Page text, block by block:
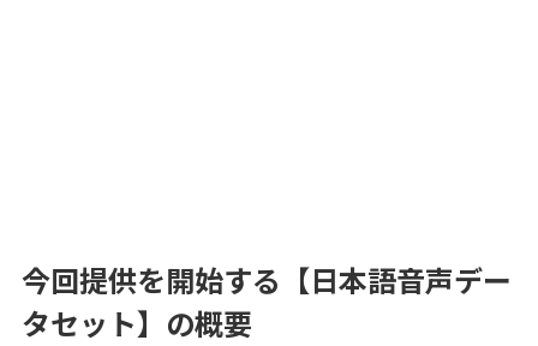
今回提供を開始する【日本語音声デー
タセット】の概要